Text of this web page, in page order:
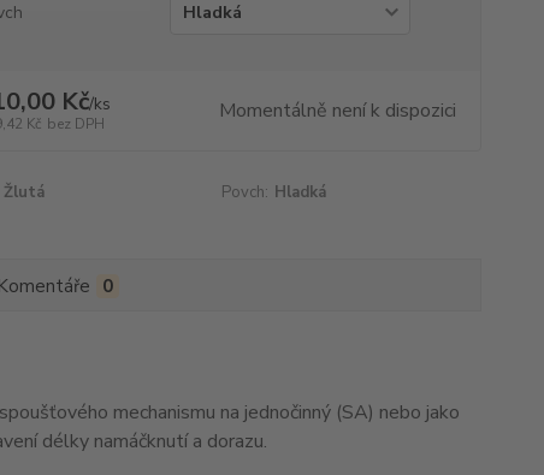
Kč/ks
Kč bez DPH Momentálně není k dispozici
Žlutá Povch: Hladká
Komentáře 0
mechanismu na jednočinný (SA) nebo jako
délky namáčknutí a dorazu.